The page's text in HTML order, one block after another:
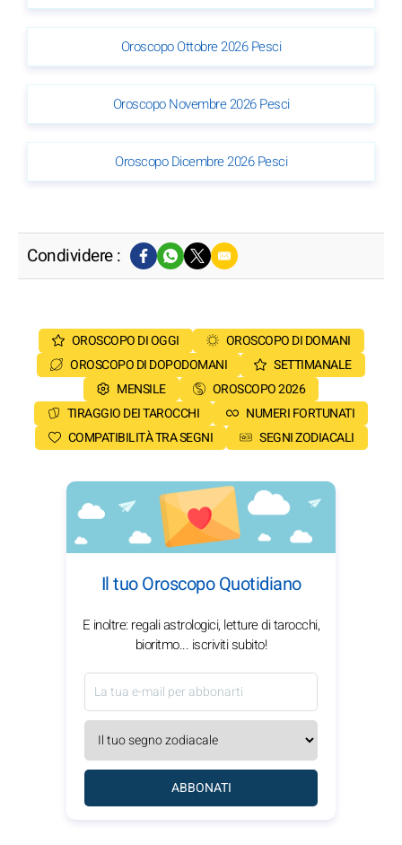
Oroscopo Ottobre 2026 Pesci
Oroscopo Novembre 2026 Pesci
Oroscopo Dicembre 2026 Pesci
Condividere :
OROSCOPO DI OGGI
OROSCOPO DI DOMANI
OROSCOPO DI DOPODOMANI
SETTIMANALE
MENSILE
OROSCOPO 2026
TIRAGGIO DEI TAROCCHI
NUMERI FORTUNATI
COMPATIBILITÀ TRA SEGNI
SEGNI ZODIACALI
Il tuo Oroscopo Quotidiano
E inoltre: regali astrologici, letture di tarocchi,
bioritmo... iscriviti subito!
ABBONATI